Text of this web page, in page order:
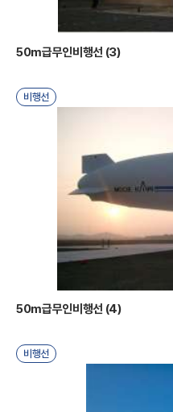
항
공
50m급무인비행선 (3)
비행선
50m급무인비행선 (4)
비행선